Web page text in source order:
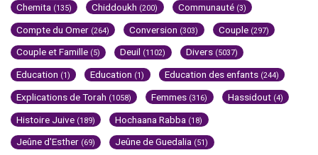
Chemita (135) Chiddoukh (200) Communauté (3)
Compte du Omer (264) Conversion (303) Couple (297)
Couple et Famille (5) Deuil (1102) Divers (5037)
Education (1) Education (1) Education des enfants (244)
Explications de Torah (1058) Femmes (316) Hassidout (4)
Histoire Juive (189) Hochaana Rabba (18)
Jeûne d'Esther (69) Jeûne de Guedalia (51)